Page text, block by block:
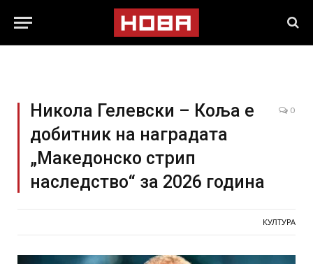
Никола Гелевски – Коља е
добитник на наградата
„Македонско стрип
наследство“ за 2026 година
0
КУЛТУРА